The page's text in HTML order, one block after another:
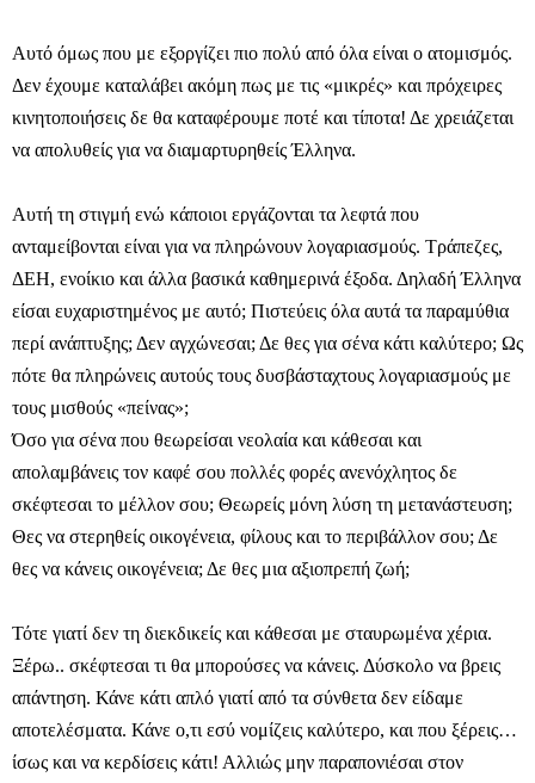
Αυτό όμως που με εξοργίζει πιο πολύ από όλα είναι ο ατομισμός.
Δεν έχουμε καταλάβει ακόμη πως με τις «μικρές» και πρόχειρες
κινητοποιήσεις δε θα καταφέρουμε ποτέ και τίποτα! Δε χρειάζεται
να απολυθείς για να διαμαρτυρηθείς Έλληνα.
Αυτή τη στιγμή ενώ κάποιοι εργάζονται τα λεφτά που
ανταμείβονται είναι για να πληρώνουν λογαριασμούς. Τράπεζες,
ΔΕΗ, ενοίκιο και άλλα βασικά καθημερινά έξοδα. Δηλαδή Έλληνα
είσαι ευχαριστημένος με αυτό; Πιστεύεις όλα αυτά τα παραμύθια
περί ανάπτυξης; Δεν αγχώνεσαι; Δε θες για σένα κάτι καλύτερο; Ως
πότε θα πληρώνεις αυτούς τους δυσβάσταχτους λογαριασμούς με
τους μισθούς «πείνας»;
Όσο για σένα που θεωρείσαι νεολαία και κάθεσαι και
απολαμβάνεις τον καφέ σου πολλές φορές ανενόχλητος δε
σκέφτεσαι το μέλλον σου; Θεωρείς μόνη λύση τη μετανάστευση;
Θες να στερηθείς οικογένεια, φίλους και το περιβάλλον σου; Δε
θες να κάνεις οικογένεια; Δε θες μια αξιοπρεπή ζωή;
Τότε γιατί δεν τη διεκδικείς και κάθεσαι με σταυρωμένα χέρια.
Ξέρω.. σκέφτεσαι τι θα μπορούσες να κάνεις. Δύσκολο να βρεις
απάντηση. Κάνε κάτι απλό γιατί από τα σύνθετα δεν είδαμε
αποτελέσματα. Κάνε ο,τι εσύ νομίζεις καλύτερο, και που ξέρεις…
ίσως και να κερδίσεις κάτι! Αλλιώς μην παραπονιέσαι στον